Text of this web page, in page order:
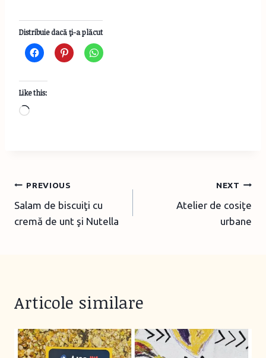
Distribuie dacă ţi-a plăcut
Like this:
L
n
g
…
Post
navigation
PREVIOUS
Salam de biscuiţi cu
cremă de unt şi Nutella
NEXT
Atelier de cosiţe
urbane
Articole similare